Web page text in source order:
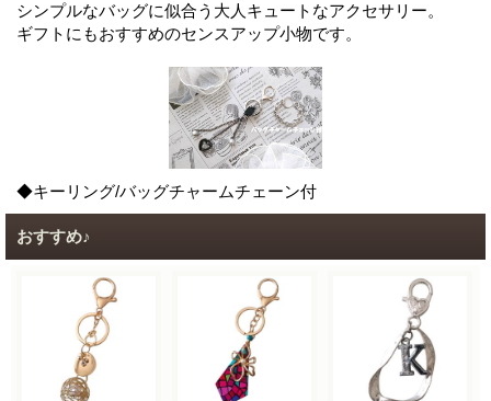
シンプルなバッグに似合う大人キュートなアクセサリー。
ギフトにもおすすめのセンスアップ小物です。
◆キーリング/バッグチャームチェーン付
おすすめ♪